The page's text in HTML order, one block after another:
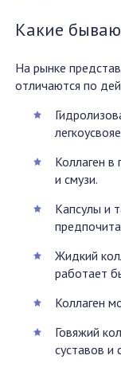
Какие
На рынке
отличаются по
Коллаген
и смузи.
Капсулы и
Жидкий
работает
Коллаген
Говяжий
суставов и